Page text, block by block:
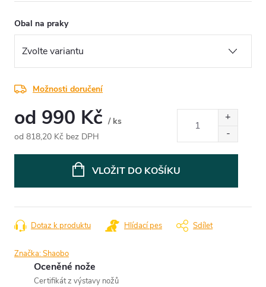
Obal na praky
Možnosti doručení
od 990 Kč / ks
od 818,20 Kč bez DPH
VLOŽIT DO KOŠÍKU
Dotaz k produktu Hlídací pes Sdílet
Značka:Shaobo
Oceněné nože
Certifikát z výstavy nožů